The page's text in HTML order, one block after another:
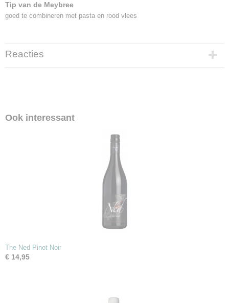
Tip van de Meybree
goed te combineren met pasta en rood vlees
Reacties
Ook interessant
The Ned Pinot Noir
€ 14,95